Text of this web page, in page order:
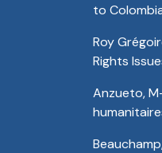
to
Roy
Rights
Anzueto,